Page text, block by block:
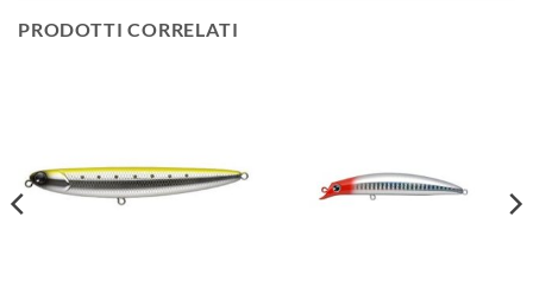
PRODOTTI CORRELATI